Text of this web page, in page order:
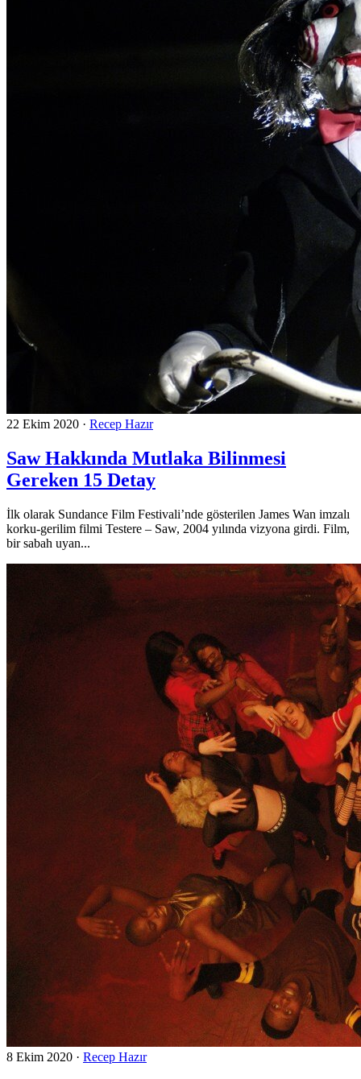
22 Ekim 2020 · Recep Hazır
Saw Hakkında Mutlaka Bilinmesi
Gereken 15 Detay
İlk olarak Sundance Film Festivali’nde gösterilen James Wan imzalı
korku-gerilim filmi Testere – Saw, 2004 yılında vizyona girdi. Film,
bir sabah uyan...
8 Ekim 2020 · Recep Hazır